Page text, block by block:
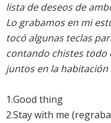
lista de deseos de
Lo grabamos en mi
tocó algunas teclas
contando chistes todo
juntos en la
1.Good thing
2.Stay with me